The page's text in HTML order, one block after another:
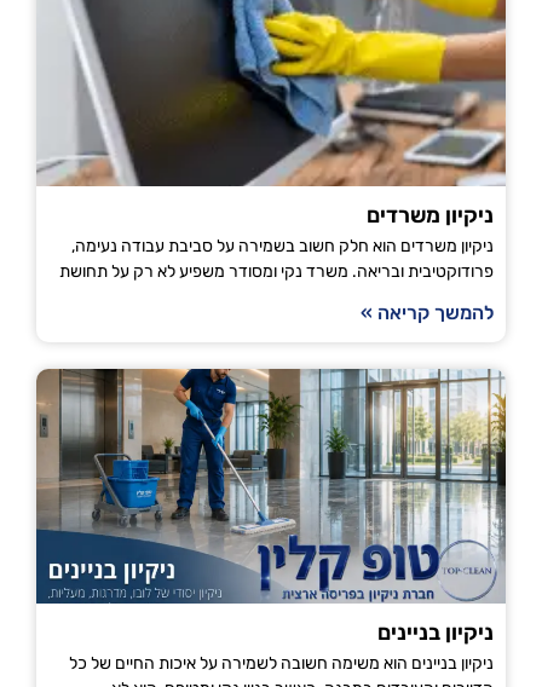
ניקיון משרדים
ניקיון משרדים הוא חלק חשוב בשמירה על סביבת עבודה נעימה,
פרודוקטיבית ובריאה. משרד נקי ומסודר משפיע לא רק על תחושת
להמשך קריאה »
ניקיון בניינים
ניקיון בניינים הוא משימה חשובה לשמירה על איכות החיים של כל